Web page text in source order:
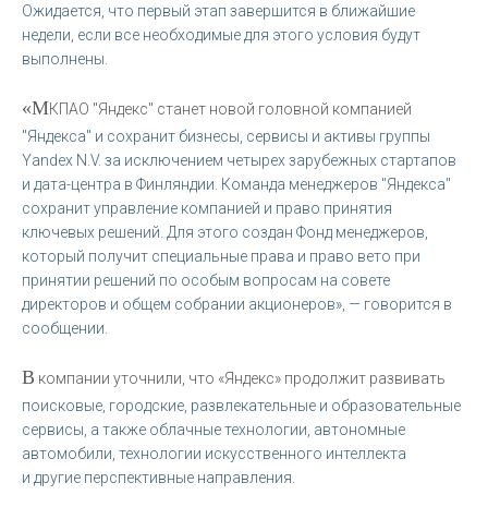
Ожидается, что первый этап завершится в ближайшие
недели, если все необходимые для этого условия будут
выполнены.
«МКПАО "Яндекс" станет новой головной компанией
"Яндекса" и сохранит бизнесы, сервисы и активы группы
Yandex N.V. за исключением четырех зарубежных стартапов
и дата-центра в Финляндии. Команда менеджеров "Яндекса"
сохранит управление компанией и право принятия
ключевых решений. Для этого создан Фонд менеджеров,
который получит специальные права и право вето при
принятии решений по особым вопросам на совете
директоров и общем собрании акционеров», — говорится в
сообщении.
В компании уточнили, что «Яндекс» продолжит развивать
поисковые, городские, развлекательные и образовательные
сервисы, а также облачные технологии, автономные
автомобили, технологии искусственного интеллекта
и другие перспективные направления.